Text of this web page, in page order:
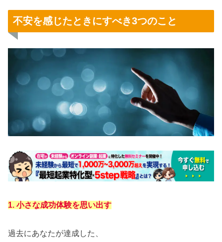
不安を感じたときにすべき3つのこと
1. 小さな成功体験を思い出す
過去にあなたが達成した、